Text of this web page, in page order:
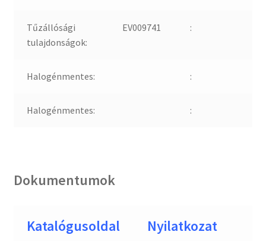
Tűzállósági
tulajdonságok:
EV009741 :
Halogénmentes: :
Halogénmentes: :
Dokumentumok
Katalógusoldal Nyilatkozat